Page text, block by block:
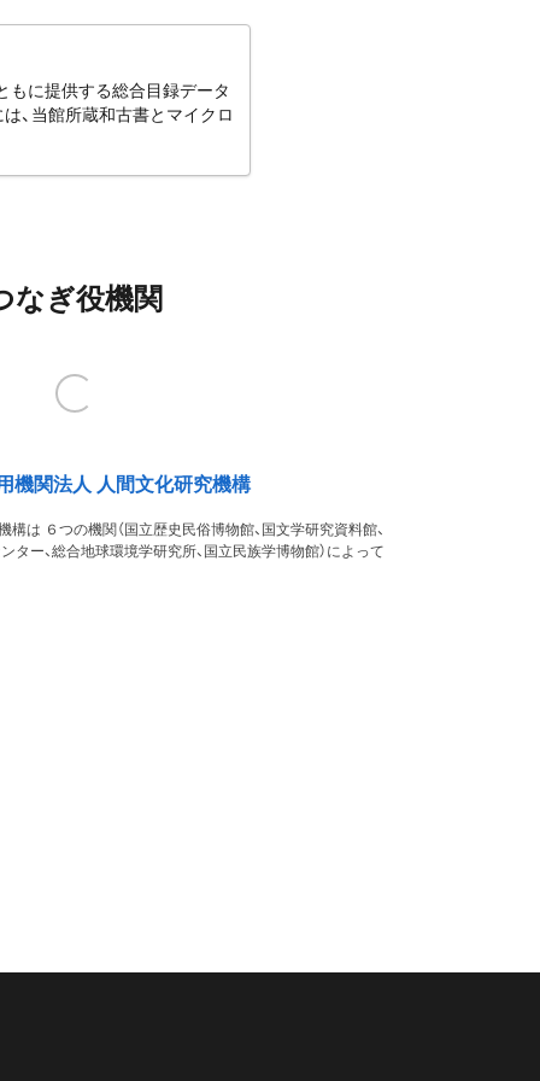
もに提供する総合目録データ
、当館所蔵和古書とマイクロ
なぎ役機関
機関法人 人間文化研究機構
は ６つの機関（国立歴史民俗博物館、国文学研究資料館、
ター、総合地球環境学研究所、国立民族学博物館）によって